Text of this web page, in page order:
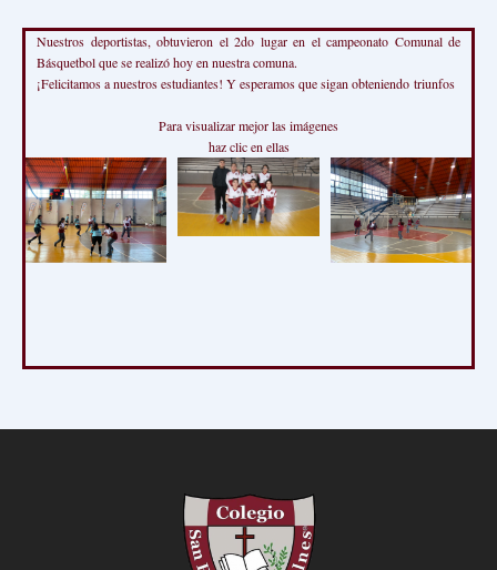
Nuestros deportistas, obtuvieron el 2do lugar en el campeonato Comunal de
Básquetbol que se realizó hoy en nuestra comuna.
¡Felicitamos a nuestros estudiantes! Y esperamos que sigan obteniendo triunfos
Para visualizar mejor las imágenes
haz clic en ellas